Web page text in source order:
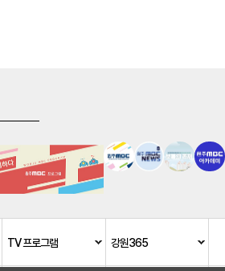
TV 프로그램 강원365